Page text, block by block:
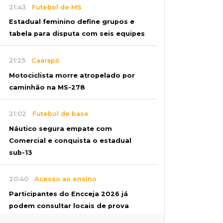
21:43 Futebol de MS
Estadual feminino define grupos e
tabela para disputa com seis equipes
21:25 Caarapó
Motociclista morre atropelado por
caminhão na MS-278
21:02 Futebol de base
Náutico segura empate com
Comercial e conquista o estadual
sub-13
20:40 Acesso ao ensino
Participantes do Encceja 2026 já
podem consultar locais de prova